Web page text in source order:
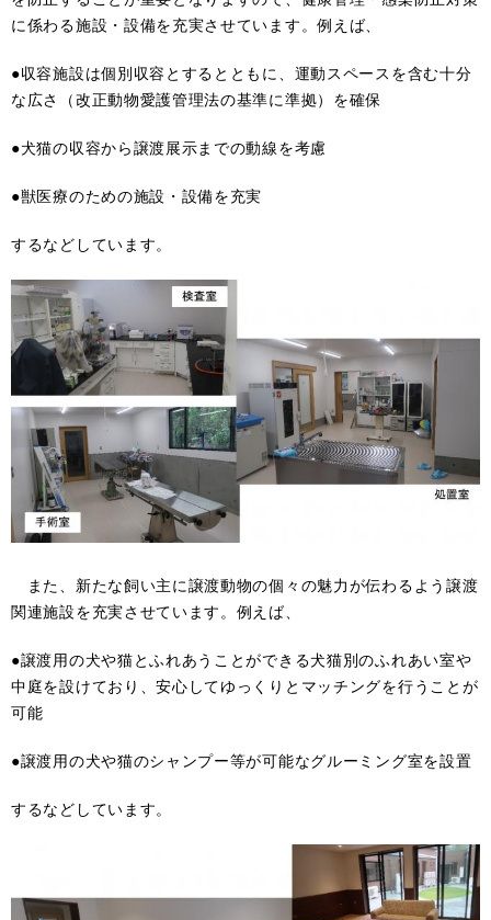
に係わる施設・設備を充実させています。例えば、
●収容施設は個別収容とするとともに、運動スペースを含む十分
な広さ（改正動物愛護管理法の基準に準拠）を確保
●犬猫の収容から譲渡展示までの動線を考慮
●獣医療のための施設・設備を充実
するなどしています。
また、新たな飼い主に譲渡動物の個々の魅力が伝わるよう譲渡
関連施設を充実させています。例えば、
●譲渡用の犬や猫とふれあうことができる犬猫別のふれあい室や
中庭を設けており、安心してゆっくりとマッチングを行うことが
可能
●譲渡用の犬や猫のシャンプー等が可能なグルーミング室を設置
するなどしています。